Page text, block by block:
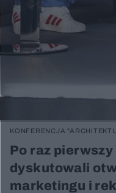
KONFERENCJA
Po raz
dyskutowali
marketingu i